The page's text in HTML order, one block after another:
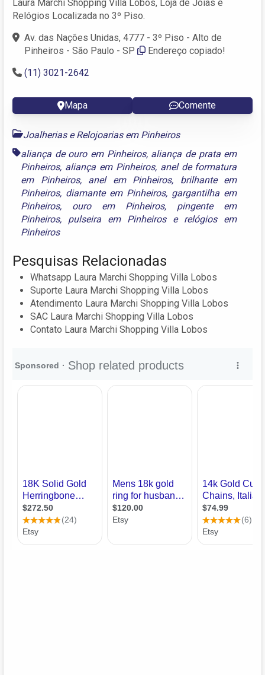
Laura Marchi Shopping Villa Lobos, Loja de Jóias e
Relógios Localizada no 3º Piso.
Av. das Nações Unidas, 4777 - 3º Piso - Alto de
Pinheiros - São Paulo - SP
Endereço copiado!
(11) 3021-2642
Mapa Comente
Joalherias e Relojoarias em Pinheiros
aliança de ouro em Pinheiros, aliança de prata em
Pinheiros, aliança em Pinheiros, anel de formatura
em Pinheiros, anel em Pinheiros, brilhante em
Pinheiros, diamante em Pinheiros, gargantilha em
Pinheiros, ouro em Pinheiros, pingente em
Pinheiros, pulseira em Pinheirose relógios em
Pinheiros
Pesquisas Relacionadas
Whatsapp Laura Marchi Shopping Villa Lobos
Suporte Laura Marchi Shopping Villa Lobos
Atendimento Laura Marchi Shopping Villa Lobos
SAC Laura Marchi Shopping Villa Lobos
Contato Laura Marchi Shopping Villa Lobos